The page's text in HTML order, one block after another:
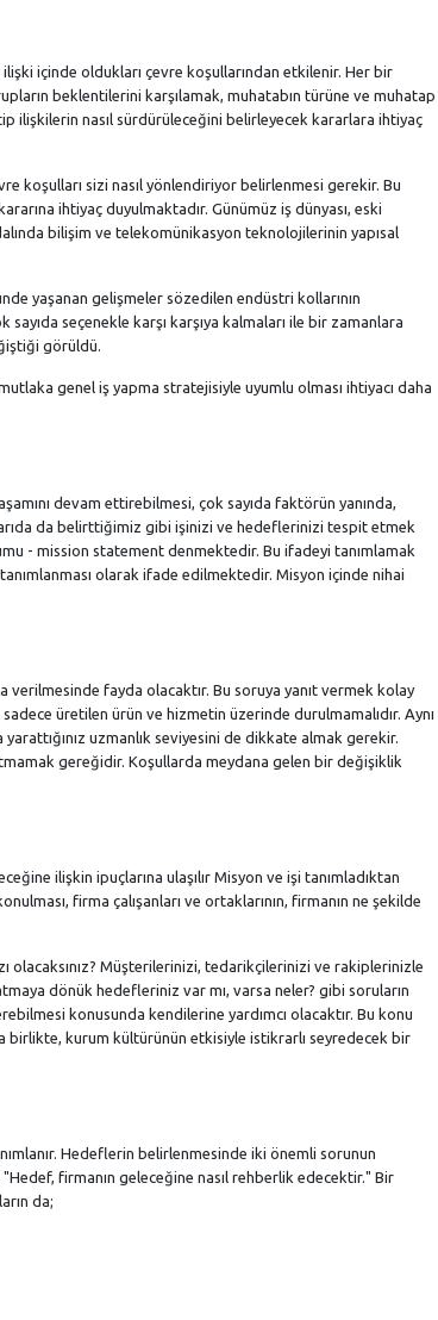
içinde oldukları çevre koşullarından etkilenir. Her bir
beklentilerini karşılamak, muhatabın türüne ve muhatap
ilişkilerin nasıl sürdürüleceğini belirleyecek kararlara ihtiyaç
koşulları sizi nasıl yönlendiriyor belirlenmesi gerekir. Bu
ihtiyaç duyulmaktadır. Günümüz iş dünyası, eski
bilişim ve telekomünikasyon teknolojilerinin yapısal
yaşanan gelişmeler sözedilen endüstri kollarının
seçenekle karşı karşıya kalmaları ile bir zamanlara
görüldü.
genel iş yapma stratejisiyle uyumlu olması ihtiyacı daha
devam ettirebilmesi, çok sayıda faktörün yanında,
da belirttiğimiz gibi işinizi ve hedeflerinizi tespit etmek
- mission statement denmektedir. Bu ifadeyi tanımlamak
olarak ifade edilmektedir. Misyon içinde nihai
verilmesinde fayda olacaktır. Bu soruya yanıt vermek kolay
üretilen ürün ve hizmetin üzerinde durulmamalıdır. Aynı
uzmanlık seviyesini de dikkate almak gerekir.
gereğidir. Koşullarda meydana gelen bir değişiklik
ilişkin ipuçlarına ulaşılır Misyon ve işi tanımladıktan
firma çalışanları ve ortaklarının, firmanın ne şekilde
olacaksınız? Müşterilerinizi, tedarikçilerinizi ve rakiplerinizle
dönük hedefleriniz var mı, varsa neler? gibi soruların
konusunda kendilerine yardımcı olacaktır. Bu konu
kurum kültürünün etkisiyle istikrarlı seyredecek bir
Hedeflerin belirlenmesinde iki önemli sorunun
firmanın geleceğine nasıl rehberlik edecektir." Bir
da;